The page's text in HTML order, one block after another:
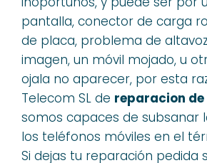
pantalla, conector de carga
de placa, problema de
imagen, un móvil mojado, u
ojala no aparecer, por esta
Telecom SL de reparacion de
somos capaces de subsanar
los teléfonos móviles en el
Si dejas tu reparación pedida